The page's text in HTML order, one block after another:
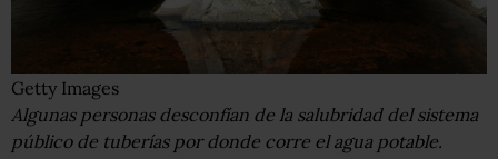
Getty Images
Algunas personas desconfían de la salubridad del sistema
público de tuberías por donde corre el agua potable.